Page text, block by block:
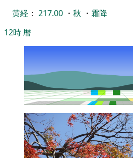
黄経 ： 217.00 ・ 秋 ・ 霜降
12時 暦